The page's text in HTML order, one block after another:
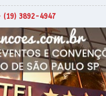
3892-4947